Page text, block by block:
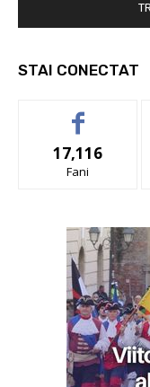
STAI CONECTAT
17,116
Fani